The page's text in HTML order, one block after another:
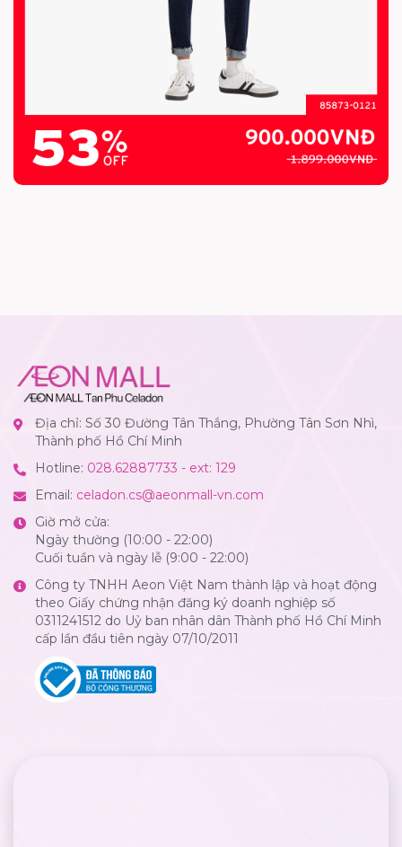
Địa chỉ: Số 30 Đường Tân Thắng, Phường Tân Sơn Nhì,
Thành phố Hồ Chí Minh
Hotline: 028.62887733 - ext: 129
Email: celadon.cs@aeonmall-vn.com
Giờ mở cửa:
Ngày thường (10:00 - 22:00)
Cuối tuần và ngày lễ (9:00 - 22:00)
Công ty TNHH Aeon Việt Nam thành lập và hoạt động
theo Giấy chứng nhận đăng ký doanh nghiệp số
0311241512 do Uỷ ban nhân dân Thành phố Hồ Chí Minh
cấp lần đầu tiên ngày 07/10/2011